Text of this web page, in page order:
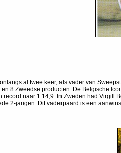
al twee keer, als vader van
8 Zweedse producten. De Belgische
naar 1.14,9. In Zweden had Virgill
2-jarigen. Dit vaderpaard is een